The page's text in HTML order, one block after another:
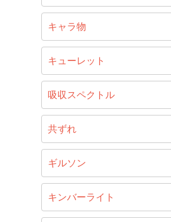
キャラ物
キューレット
吸収スペクトル
共ずれ
ギルソン
キンバーライト